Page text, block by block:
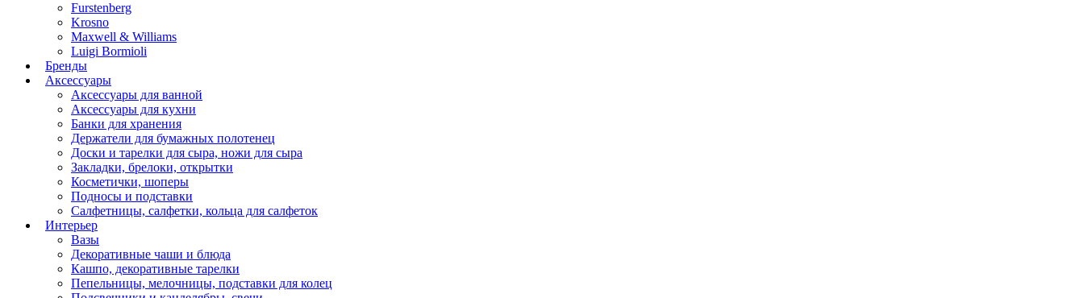
Furstenberg
Krosno
Maxwell & Williams
Luigi Bormioli
Бренды
Аксессуары
Аксессуары для ванной
Аксессуары для кухни
Банки для хранения
Держатели для бумажных полотенец
Доски и тарелки для сыра, ножи для сыра
Закладки, брелоки, открытки
Косметички, шоперы
Подносы и подставки
Салфетницы, салфетки, кольца для салфеток
Интерьер
Вазы
Декоративные чаши и блюда
Кашпо, декоративные тарелки
Пепельницы, мелочницы, подставки для колец